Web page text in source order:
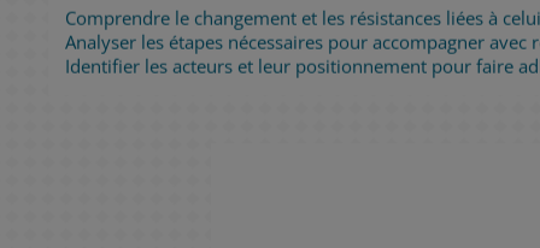
Comprendre le changement et les résistances liées à
Analyser les étapes nécessaires pour accompagner avec
Identifier les acteurs et leur positionnement pour faire